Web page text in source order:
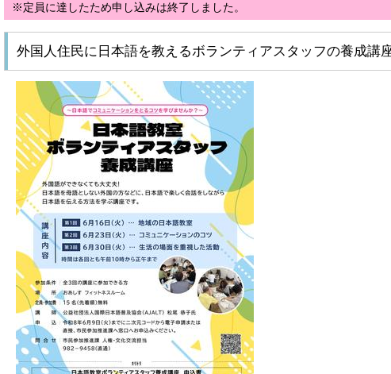
※定員に達したため申し込みは終了しました。
外国人住民に日本語を教えるボランティアスタッフの養成講